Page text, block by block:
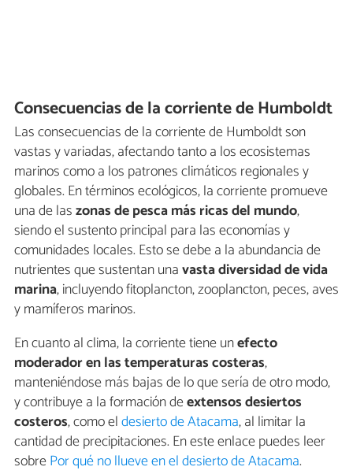
Consecuencias de la corriente de Humboldt
Las consecuencias de la corriente de Humboldt son
vastas y variadas, afectando tanto a los ecosistemas
marinos como a los patrones climáticos regionales y
globales. En términos ecológicos, la corriente promueve
una de laszonas de pesca más ricas del mundo,
siendo el sustento principal para las economías y
comunidades locales. Esto se debe a la abundancia de
nutrientes que sustentan unavasta diversidad de vida
marina, incluyendo fitoplancton, zooplancton, peces, aves
y mamíferos marinos.
En cuanto al clima, la corriente tiene unefecto
moderador en las temperaturas costeras,
manteniéndose más bajas de lo que sería de otro modo,
y contribuye a la formación deextensos desiertos
costeros, como eldesierto de Atacama, al limitar la
cantidad de precipitaciones. En este enlace puedes leer
sobrePor qué no llueve en el desierto de Atacama.